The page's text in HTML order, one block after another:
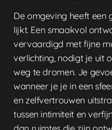
De omgeving heeft een
lijkt. Een smaakvol
vervaardigd met fijne
verlichting, nodigt je uit
weg te dromen. Je
wanneer je je in een
en zelfvertrouwen
tussen intimiteit en